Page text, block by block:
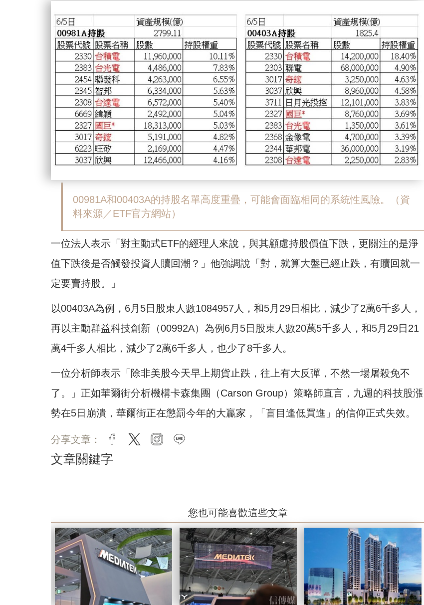
00981A和00403A的持股名單高度重疊，可能會面臨相同的系統性風險。（資
料來源／ETF官方網站）
一位法人表示「對主動式ETF的經理人來說，與其顧慮持股價值下跌，更關注的是淨
值下跌後是否觸發投資人贖回潮？」他強調說「對，就算大盤已經止跌，有贖回就一
定要賣持股。」
以00403A為例，6月5日股東人數1084957人，和5月29日相比，減少了2萬6千多人，
再以主動群益科技創新（00992A）為例6月5日股東人數20萬5千多人，和5月29日21
萬4千多人相比，減少了2萬6千多人，也少了8千多人。
一位分析師表示「除非美股今天早上期貨止跌，往上有大反彈，不然一場屠殺免不
了。」正如華爾街分析機構卡森集團（Carson Group）策略師直言，九週的科技股漲
勢在5日崩潰，華爾街正在懲罰今年的大贏家，「盲目逢低買進」的信仰正式失效。
分享文章： facebook
twitter instagram
文章關鍵字
您也可能喜歡這些文章